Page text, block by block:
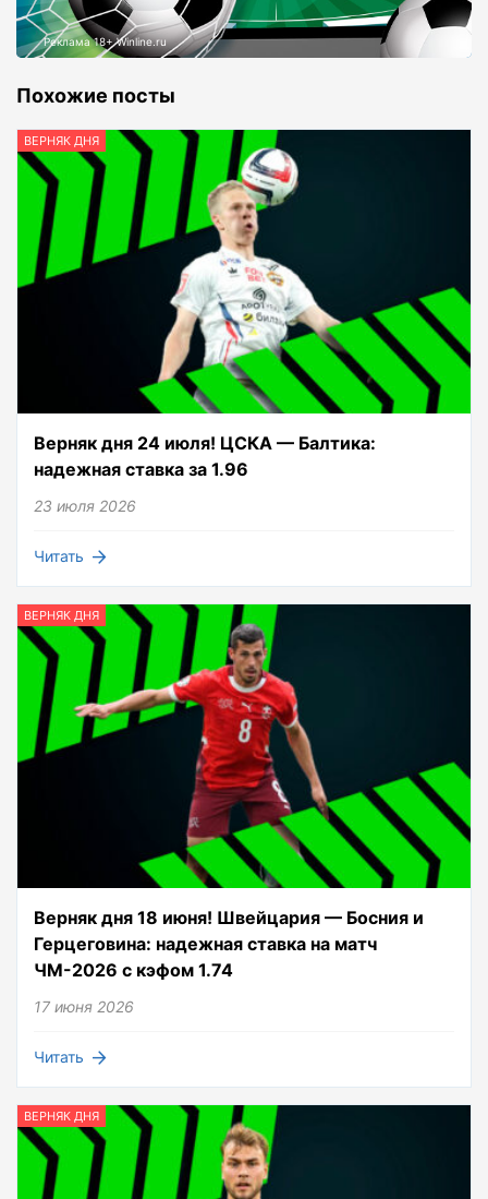
Реклама 18+ Winline.ru
Похожие посты
ВЕРНЯК ДНЯ
Верняк дня 24 июля! ЦСКА — Балтика:
надежная ставка за 1.96
23 июля 2026
Читать
ВЕРНЯК ДНЯ
Верняк дня 18 июня! Швейцария — Босния и
Герцеговина: надежная ставка на матч
ЧМ-2026 с кэфом 1.74
17 июня 2026
Читать
ВЕРНЯК ДНЯ